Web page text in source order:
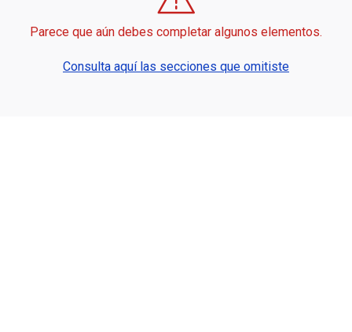
Parece que aún debes completar algunos elementos.
Consulta aquí las secciones que omitiste